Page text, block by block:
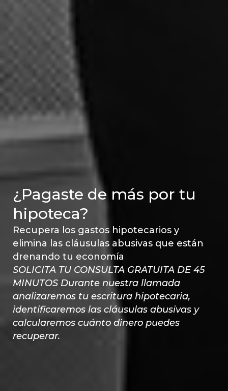
¿Pagaste de más por tu
hipoteca?
Recupera los gastos hipotecarios y
elimina las cláusulas abusivas que están
drenando tu economía
SOLICITA TU CONSULTA GRATUITA DE 45
MINUTOS Durante nuestra llamada
analizaremos tu escritura hipotecaria,
identificaremos las cláusulas abusivas y
calcularemos cuánto dinero puedes
recuperar.